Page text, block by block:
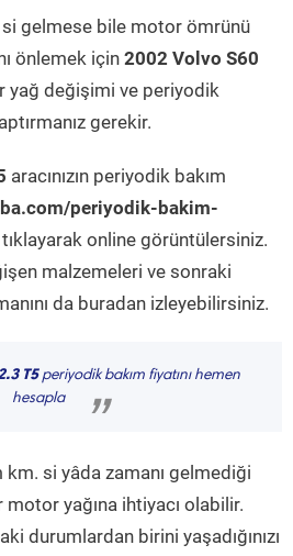
si gelmese bile motor ömrünü
önlemek için 2002 Volvo S60
yağ değişimi ve periyodik
gerekir.
aracınızın periyodik bakım
periyodik-bakim-
online görüntülersiniz.
malzemeleri ve sonraki
da buradan izleyebilirsiniz.
T5periyodik bakım fiyatını hemen
hesapla
”
km. si yâda zamanı gelmediği
motor yağına ihtiyacı olabilir.
durumlardan birini yaşadığınızı